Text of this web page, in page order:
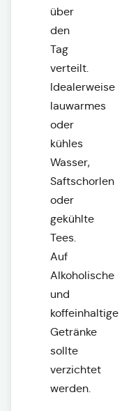
über
den
Tag
verteilt.
Idealerweise
lauwarmes
oder
kühles
Wasser,
Saftschorlen
oder
gekühlte
Tees.
Auf
Alkoholische
und
koffeinhaltige
Getränke
sollte
verzichtet
werden.